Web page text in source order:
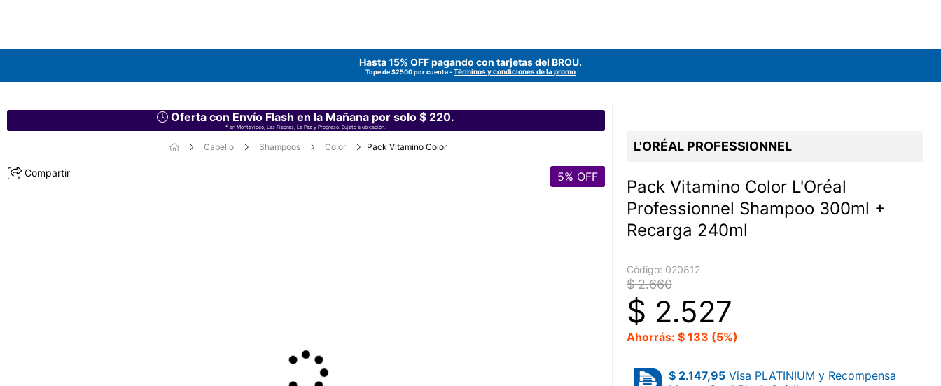
Hasta 15% OFF pagando con tarjetas del BROU.
Tope de $2500 por cuenta -Términos y condiciones de la promo
Oferta con Envío Flash en la Mañana por solo $ 220.
* en Montevideo, Las Piedras, La Paz y Progreso. Sujeto a ubicación.
Cabello Shampoos Color Pack Vitamino Color
Compartir 5% OFF
L'ORÉAL PROFESSIONNEL
Pack Vitamino Color L'Oréal
Professionnel Shampoo 300ml +
Recarga 240ml
Código: 020812
$ 2.660
$ 2.527
Ahorrás: $ 133 (5%)
$ 2.147,95Visa PLATINIUM y Recompensa